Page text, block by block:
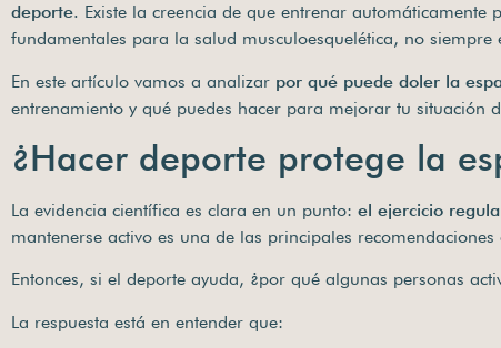
deporte. Existe la creencia de que entrenar
fundamentales para la salud musculoesquelética, no siempre
En este artículo vamos a analizar por qué puede doler la
entrenamiento y qué puedes hacer para mejorar tu situación
¿Hacer deporte protege la
La evidencia científica es clara en un punto: el ejercicio
mantenerse activo es una de las principales
Entonces, si el deporte ayuda, ¿por qué algunas personas
La respuesta está en entender que: